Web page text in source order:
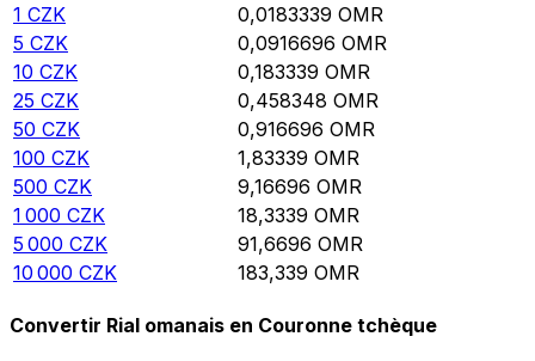
1 CZK 0,0183339 OMR
5 CZK 0,0916696 OMR
10 CZK 0,183339 OMR
25 CZK 0,458348 OMR
50 CZK 0,916696 OMR
100 CZK 1,83339 OMR
500 CZK 9,16696 OMR
1 000 CZK 18,3339 OMR
5 000 CZK 91,6696 OMR
10 000 CZK 183,339 OMR
Convertir Rial omanais en Couronne tchèque